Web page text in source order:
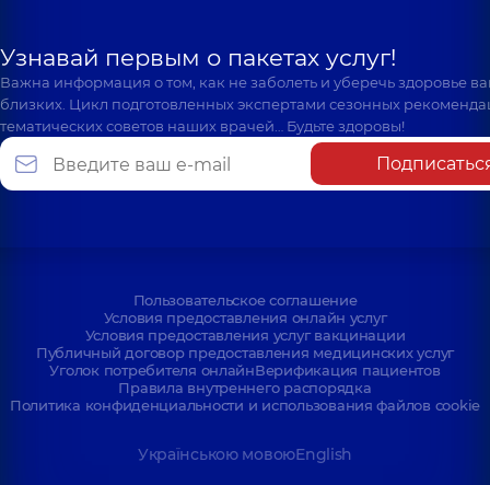
Узнавай первым о пакетах услуг!
Важна информация о том, как не заболеть и уберечь здоровье
близких. Цикл подготовленных экспертами сезонных
тематических советов наших врачей… Будьте здоровы!
Пользовательское соглашение
Условия предоставления онлайн услуг
Условия предоставления услуг вакцинации
Публичный договор предоставления медицинских услуг
Уголок потребителя онлайнВерификация пациентов
Правила внутреннего распорядка
Политика конфиденциальности и использования файлов cookie
Українською мовоюEnglish